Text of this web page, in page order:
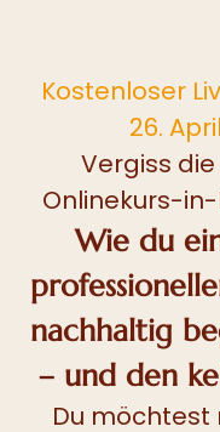
Kostenloser
26.
Vergiss
Onlinekurs-
Wie du
nachhaltig
– und den
Du möchtest